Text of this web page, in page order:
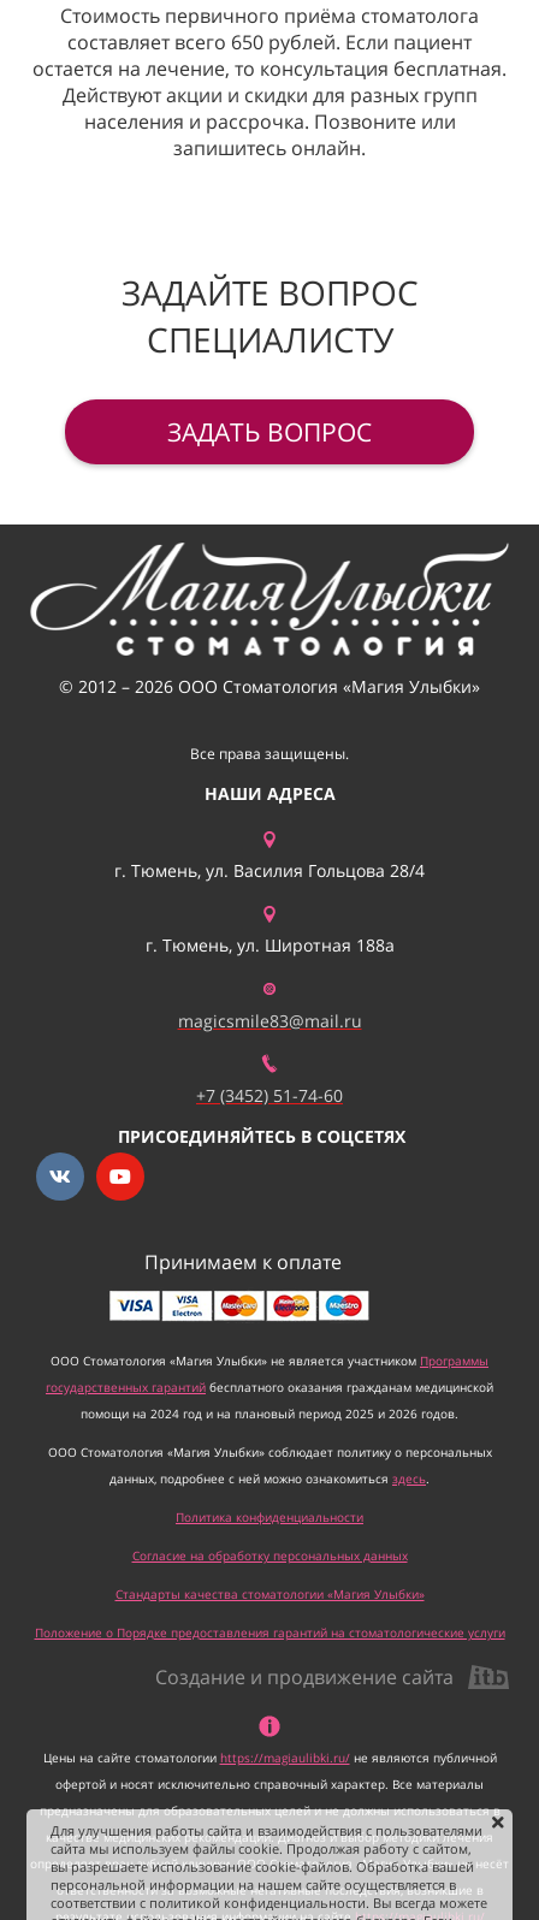
Стоимость первичного приёма стоматолога
составляет всего 650 рублей. Если пациент
остается на лечение, то консультация бесплатная.
Действуют акции и скидки для разных групп
населения и рассрочка. Позвоните или
запишитесь онлайн.
ЗАДАЙТЕ ВОПРОС
СПЕЦИАЛИСТУ
ЗАДАТЬ ВОПРОС
© 2012 – 2026 ООО Стоматология «Магия Улыбки»
Все права защищены.
НАШИ АДРЕСА
г. Тюмень, ул. Василия Гольцова 28/4
г. Тюмень, ул. Широтная 188а
magicsmile83@mail.ru
+7 (3452) 51-74-60
ПРИСОЕДИНЯЙТЕСЬ В СОЦСЕТЯХ
Принимаем к оплате
ООО Стоматология «Магия Улыбки» не является участником Программы
государственных гарантий бесплатного оказания гражданам медицинской
помощи на 2024 год и на плановый период 2025 и 2026 годов.
ООО Стоматология «Магия Улыбки» соблюдает политику о персональных
данных, подробнее с ней можно ознакомиться здесь.
Политика конфиденциальности
Согласие на обработку персональных данных
Стандарты качества стоматологии «Магия Улыбки»
Положение о Порядке предоставления гарантий на стоматологические услуги
Создание и продвижение сайта
Цены на сайте стоматологии https://magiaulibki.ru/не являются публичной
офертой и носят исключительно справочный характер. Все материалы
предназначены для образовательных целей и не должны использоваться в
качестве медицинских рекомендаций. Диагноз и выбор методики лечения
определяет врач зубной клиники. ООО Стоматология «Магия Улыбки» не несёт
ответственности за возможные негативные последствия, возникшие в
результате использования информации на сайте https://magiaulibki.ru/
Для улучшения работы сайта и взаимодействия с пользователями
сайта мы используем файлы cookie. Продолжая работу с сайтом,
вы разрешаете использование cookie-файлов. Обработка вашей
персональной информации на нашем сайте осуществляется в
соответствии с политикой конфиденциальности. Вы всегда можете